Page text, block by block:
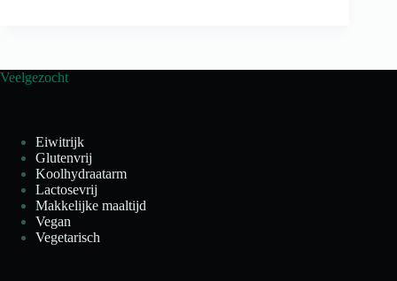
Veelgezocht
Eiwitrijk
Glutenvrij
Koolhydraatarm
Lactosevrij
Makkelijke maaltijd
Vegan
Vegetarisch